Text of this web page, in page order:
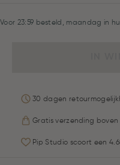
Voor 23:59 besteld, maandag in
30 dagen
Gratis verzending boven
Pip Studio scoort een